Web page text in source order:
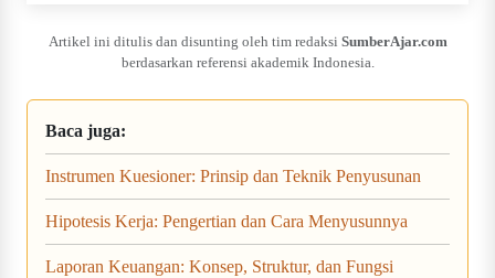
Artikel ini ditulis dan disunting oleh tim redaksi SumberAjar.com
berdasarkan referensi akademik Indonesia.
Baca juga:
Instrumen Kuesioner: Prinsip dan Teknik Penyusunan
Hipotesis Kerja: Pengertian dan Cara Menyusunnya
Laporan Keuangan: Konsep, Struktur, dan Fungsi